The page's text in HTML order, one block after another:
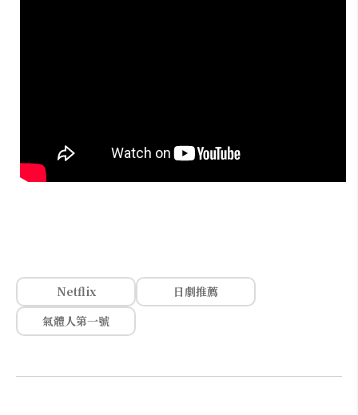
Netflix
日劇推薦
氣體人第一號